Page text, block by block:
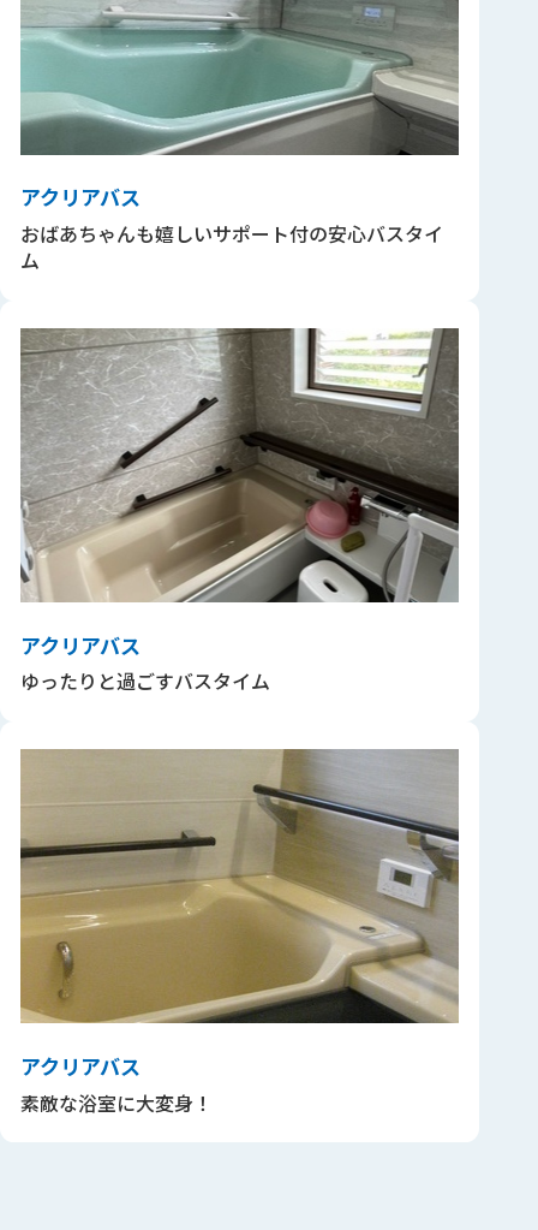
アクリアバス
おばあちゃんも嬉しいサポート付の安心バスタイ
ム
アクリアバス
ゆったりと過ごすバスタイム
アクリアバス
素敵な浴室に大変身！